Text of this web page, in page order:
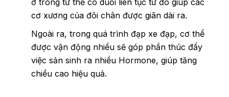
cơ xương của đôi chân được giãn dài ra.
Ngoài ra, trong quá trình đạp xe đạp, cơ thể
được vận động nhiều sẽ góp phần thúc đẩy
việc sản sinh ra nhiều Hormone, giúp tăng
chiều cao hiệu quả.